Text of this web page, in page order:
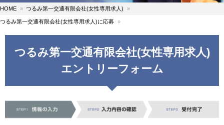
HOME つるみ第一交通有限会社(女性専用求人)
つるみ第一交通有限会社(女性専用求人)に応募
つるみ第一交通有限会社(女性専用求人)
エントリーフォーム